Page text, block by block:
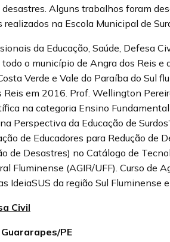
Alguns trabalhos foram
na Escola Municipal de
da Educação, Saúde, Defesa
o município de Angra dos Reis
Verde e Vale do Paraíba do Sul
em 2016. Prof. Wellington
na categoria Ensino
Perspectiva da Educação de
de Educadores para Redução de
de Desastres) no Catálogo de
Fluminense (AGIR/UFF). Curso de
IdeiaSUS da região Sul Fluminense
Civil
PE